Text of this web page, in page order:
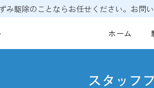
駆除のことならお任せください。お問い
ホーム
スタッフ